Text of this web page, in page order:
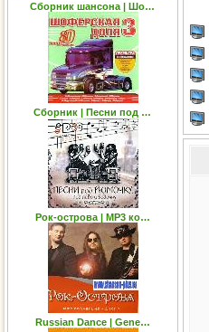
Сборник шансона | Шо…
Сборник | Песни под …
Рок-острова | MP3 ко…
Russian Dance | Gene…